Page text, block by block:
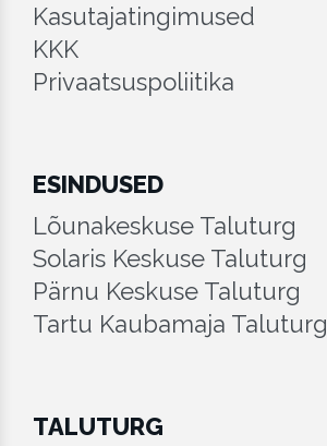
Kasutajatingimused
KKK
Privaatsuspoliitika
ESINDUSED
Lõunakeskuse Taluturg
Solaris Keskuse Taluturg
Pärnu Keskuse Taluturg
Tartu Kaubamaja Taluturg
TALUTURG